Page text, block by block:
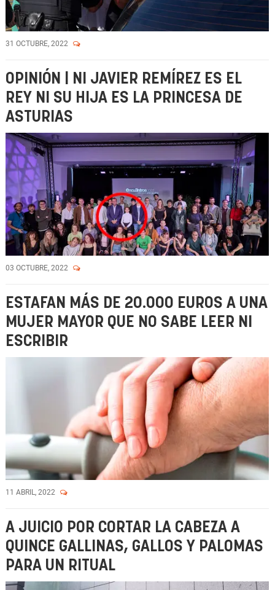
31 OCTUBRE, 2022
OPINIÓN | NI JAVIER REMÍREZ ES EL
REY NI SU HIJA ES LA PRINCESA DE
ASTURIAS
03 OCTUBRE, 2022
ESTAFAN MÁS DE 20.000 EUROS A UNA
MUJER MAYOR QUE NO SABE LEER NI
ESCRIBIR
11 ABRIL, 2022
A JUICIO POR CORTAR LA CABEZA A
QUINCE GALLINAS, GALLOS Y PALOMAS
PARA UN RITUAL